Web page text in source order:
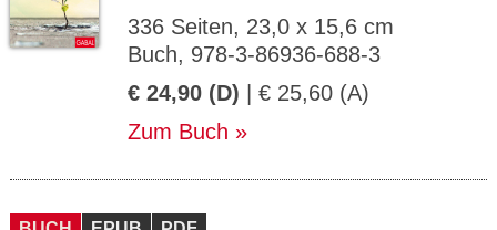
336 Seiten, 23,0 x 15,6 cm
Buch, 978-3-86936-688-3
€ 24,90 (D) | € 25,60 (A)
Zum Buch